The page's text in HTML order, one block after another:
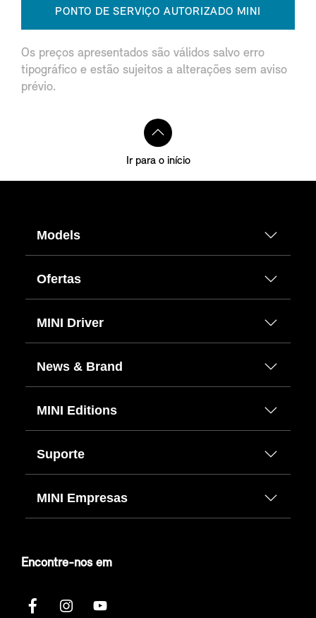
PONTO DE SERVIÇO AUTORIZADO MINI
Os preços apresentados são válidos salvo erro
tipográfico e estão sujeitos a alterações sem aviso
prévio.
Ir para o início
Models
Ofertas
MINI Driver
News & Brand
MINI Editions
Suporte
MINI Empresas
Encontre-nos em